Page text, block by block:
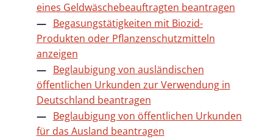
eines Geldwäschebeauftragten beantragen
Begasungstätigkeiten mit Biozid-
Produkten oder Pflanzenschutzmitteln
anzeigen
Beglaubigung von ausländischen
öffentlichen Urkunden zur Verwendung in
Deutschland beantragen
Beglaubigung von öffentlichen Urkunden
für das Ausland beantragen